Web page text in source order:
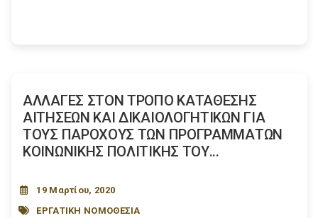
ΑΛΛΑΓΕΣ ΣΤΟΝ ΤΡΟΠΟ ΚΑΤΑΘΕΣΗΣ
ΑΙΤΗΣΕΩΝ ΚΑΙ ΔΙΚΑΙΟΛΟΓΗΤΙΚΩΝ ΓΙΑ
ΤΟΥΣ ΠΑΡΟΧΟΥΣ ΤΩΝ ΠΡΟΓΡΑΜΜΑΤΩΝ
ΚΟΙΝΩΝΙΚΗΣ ΠΟΛΙΤΙΚΗΣ ΤΟΥ...
19 Μαρτίου, 2020
ΕΡΓΑΤΙΚΗ ΝΟΜΟΘΕΣΙΑ